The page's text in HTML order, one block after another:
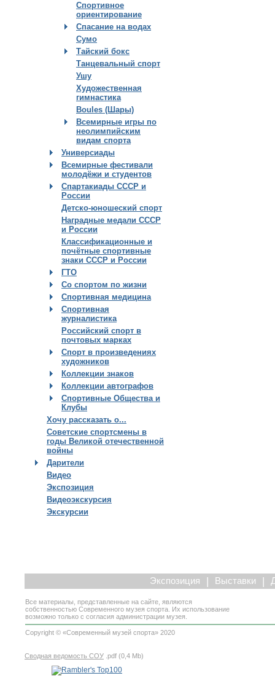
Спортивное
ориентирование
Спасание на водах
Сумо
Тайский бокс
Танцевальный спорт
Ушу
Художественная
гимнастика
Boules (Шары)
Всемирные игры по
неолимпийским
видам спорта
Универсиады
Всемирные фестивали
молодёжи и студентов
Спартакиады СССР и
России
Детско-юношеский спорт
Наградные медали СССР
и России
Классификационные и
почётные спортивные
знаки СССР и России
ГТО
Со спортом по жизни
Спортивная медицина
Спортивная
журналистика
Российский спорт в
почтовых марках
Спорт в произведениях
художников
Коллекции знаков
Коллекции автографов
Спортивные Общества и
Клубы
Хочу рассказать о...
Советские спортсмены в
годы Великой отечественной
войны
Дарители
Видео
Экспозиция
Видеоэкскурсия
Экскурсии
Экспозиция | Выставки |
Все материалы, представленные на сайте, являются
собственностью Современного музея спорта. Их использование
возможно только с согласия администрации музея.
Copyright © «Современный музей спорта» 2020
Сводная ведомость СОУ .pdf (0,4 Mb)